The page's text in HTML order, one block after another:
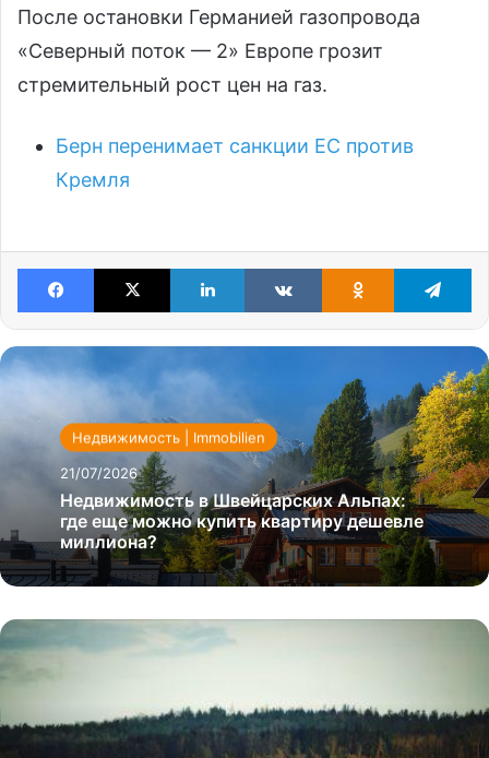
После остановки Германией газопровода
«Северный поток — 2» Европе грозит
стремительный рост цен на газ.
Берн перенимает санкции ЕС против
Кремля
Facebook X LinkedIn VKontakteOdnoklassniki
Недвижимость | Immobilien
21/07/2026
Недвижимость в Швейцарских Альпах:
где еще можно купить квартиру дешевле
миллиона?